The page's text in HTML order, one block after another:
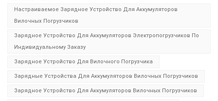
Настраиваемое Зарядное Устройство Для Аккумуляторов
Вилочных Погрузчиков
Зарядное Устройство Для Аккумуляторов Электропогрузчиков По
Индивидуальному Заказу
Зарядное Устройство Для Вилочного Погрузчика
Зарядные Устройства Для Аккумуляторов Вилочных Погрузчиков
Зарядное Устройство Для Аккумуляторов Вилочных Погрузчиков